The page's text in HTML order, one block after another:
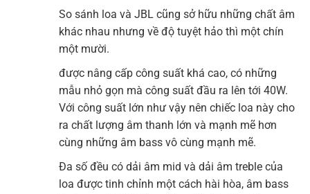
So sánh loa và JBL cũng sở hữu những chất âm
khác nhau nhưng về độ tuyệt hảo thì một chín
một mười.
được nâng cấp công suất khá cao, có những
mẫu nhỏ gọn mà công suất đầu ra lên tới 40W.
Với công suất lớn như vậy nên chiếc loa này cho
ra chất lượng âm thanh lớn và mạnh mẽ hơn
cùng những âm bass vô cùng mạnh mẽ.
Đa số đều có dải âm mid và dải âm treble của
loa được tinh chỉnh một cách hài hòa, âm bass